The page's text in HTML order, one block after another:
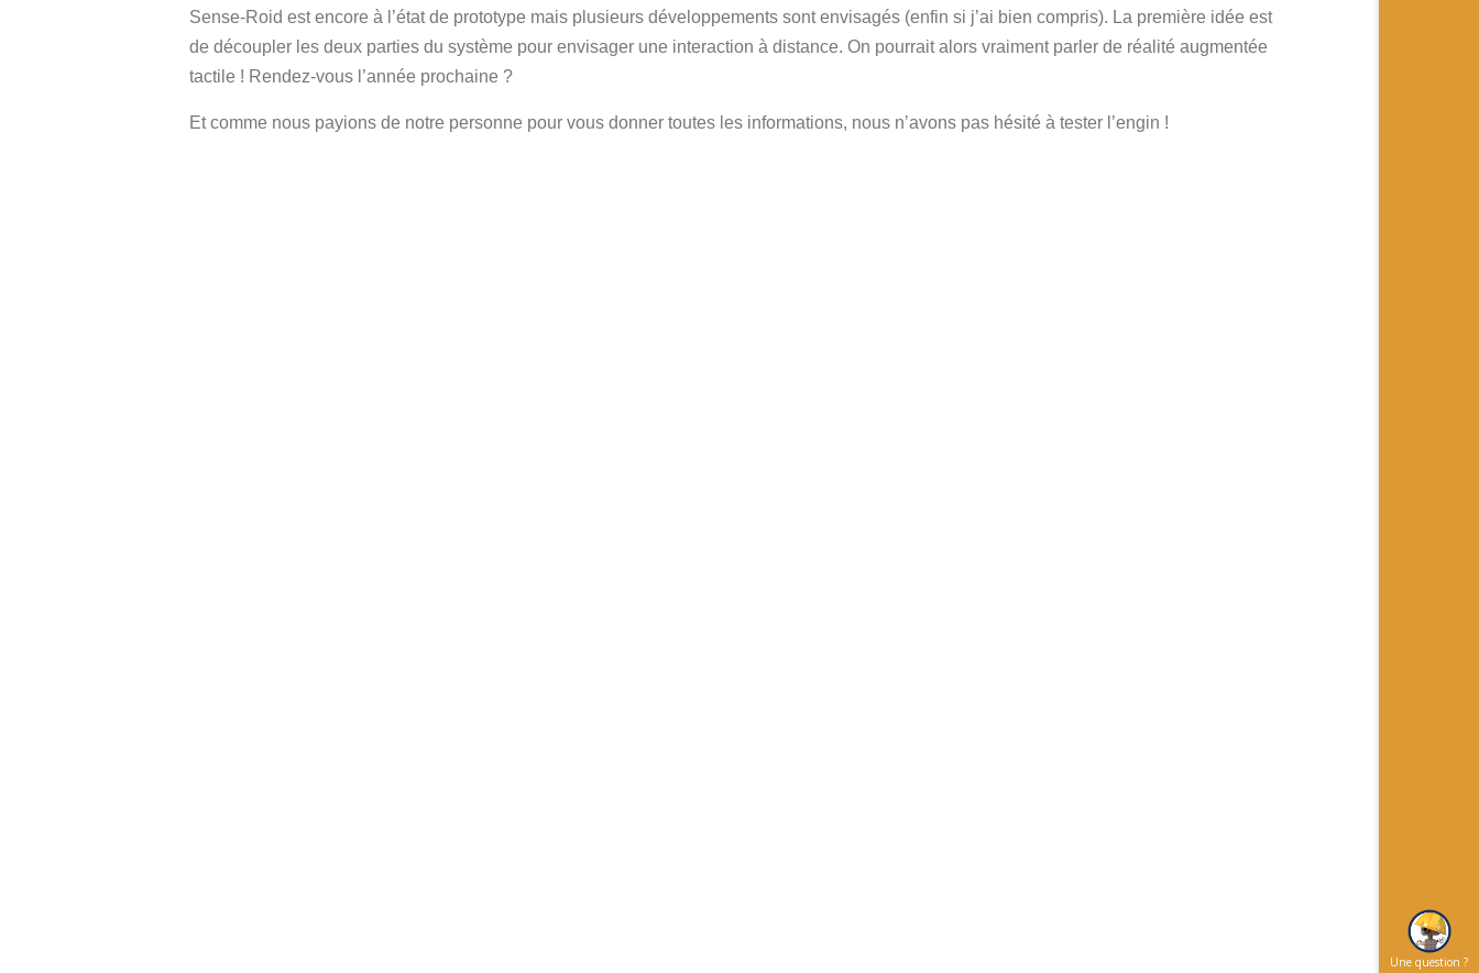
Sense-Roid est encore à l’état de prototype mais plusieurs développements sont envisagés (enfin si j’ai bien compris). La première idée est
de découpler les deux parties du système pour envisager une interaction à distance. On pourrait alors vraiment parler de réalité augmentée
tactile ! Rendez-vous l’année prochaine ?
Et comme nous payions de notre personne pour vous donner toutes les informations, nous n’avons pas hésité à tester l’engin !
Une question ?